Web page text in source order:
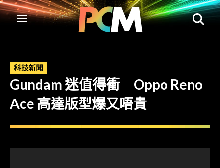
科技新聞
Gundam 迷值得衝 Oppo Reno
Ace 高達版型爆又唔貴